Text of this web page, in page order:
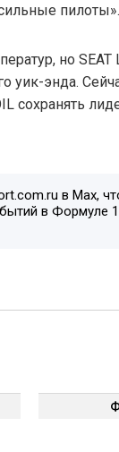
пилоты».
но SEAT
уик-энда.
сохранять
в Max,
в Формуле